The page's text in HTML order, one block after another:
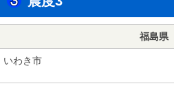
福島県
いわき市